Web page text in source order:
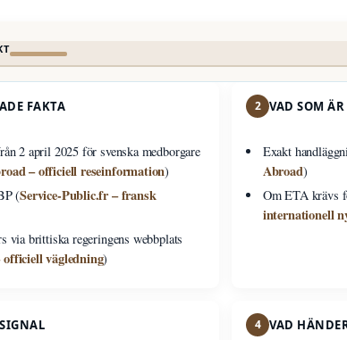
FAKTA
2 april 2025 för svenska medborgare
– officiell reseinformation)
(Service-Public.fr – fransk
via brittiska regeringens webbplats
vägledning)
2 VAD SOM
Exakt
Abroad)
Om ETA krävs
internationell
4 VAD